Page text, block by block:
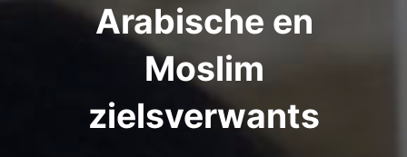
Arabische en
Moslim
zielsverwants